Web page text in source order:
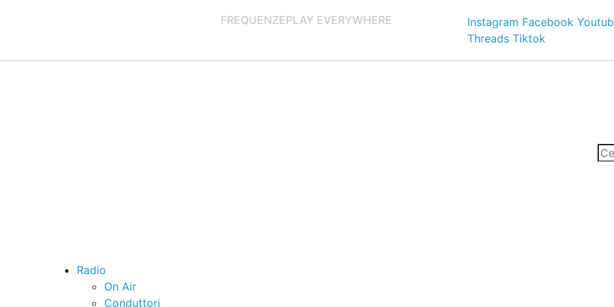
FREQUENZEPLAY EVERYWHERE Instagram Facebook
Threads Tiktok
Radio
On Air
Conduttori